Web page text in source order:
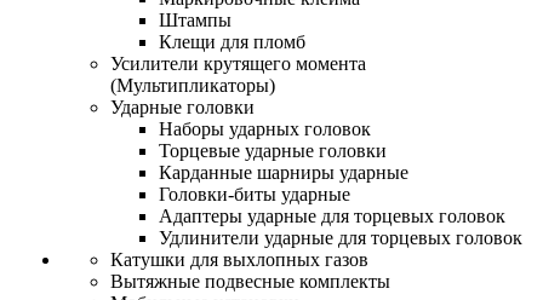
Штампы
Клещи для пломб
Усилители крутящего момента
(Мультипликаторы)
Ударные головки
Наборы ударных головок
Торцевые ударные головки
Карданные шарниры ударные
Головки-биты ударные
Адаптеры ударные для торцевых головок
Удлинители ударные для торцевых головок
Катушки для выхлопных газов
Вытяжные подвесные комплекты